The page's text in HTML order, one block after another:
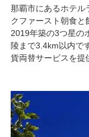
那覇市にあるホテル
クファースト朝食と
2019年築の3つ星の
陵まで3.4km以内で
貨両替サービスを提